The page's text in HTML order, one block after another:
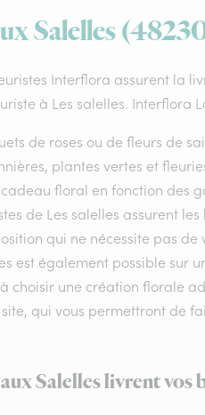
Salelles
Interflora assurent la
à Les salelles. Interflora
de roses ou de fleurs de
plantes vertes et
floral en fonction des
de Les salelles assurent
qui ne nécessite pas
est également possible sur
choisir une création florale
qui vous permettront de
Salelles livrent